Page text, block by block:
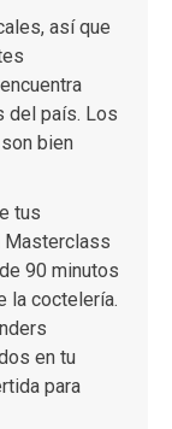
así que
del país. Los
bien
tus
Masterclass
90 minutos
la coctelería.
en tu
para